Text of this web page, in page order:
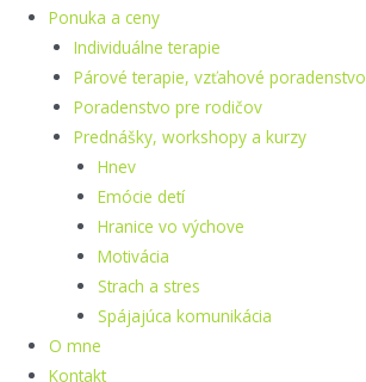
Ponuka a ceny
Individuálne terapie
Párové terapie, vzťahové poradenstvo
Poradenstvo pre rodičov
Prednášky, workshopy a kurzy
Hnev
Emócie detí
Hranice vo výchove
Motivácia
Strach a stres
Spájajúca komunikácia
O mne
Kontakt